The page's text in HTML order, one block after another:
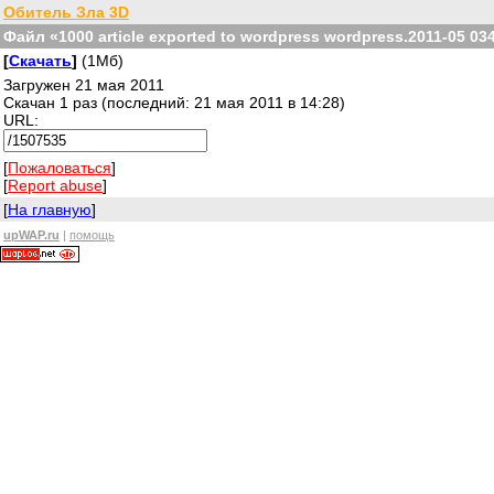
Обитель Зла 3D
Файл «1000 article exported to wordpress wordpress.2011-05
[Скачать] (1Мб)
Загружен 21 мая 2011
Скачан 1 раз (последний: 21 мая 2011 в 14:28)
URL:
[Пожаловаться]
[Report abuse]
[На главную]
upWAP.ru | помощь